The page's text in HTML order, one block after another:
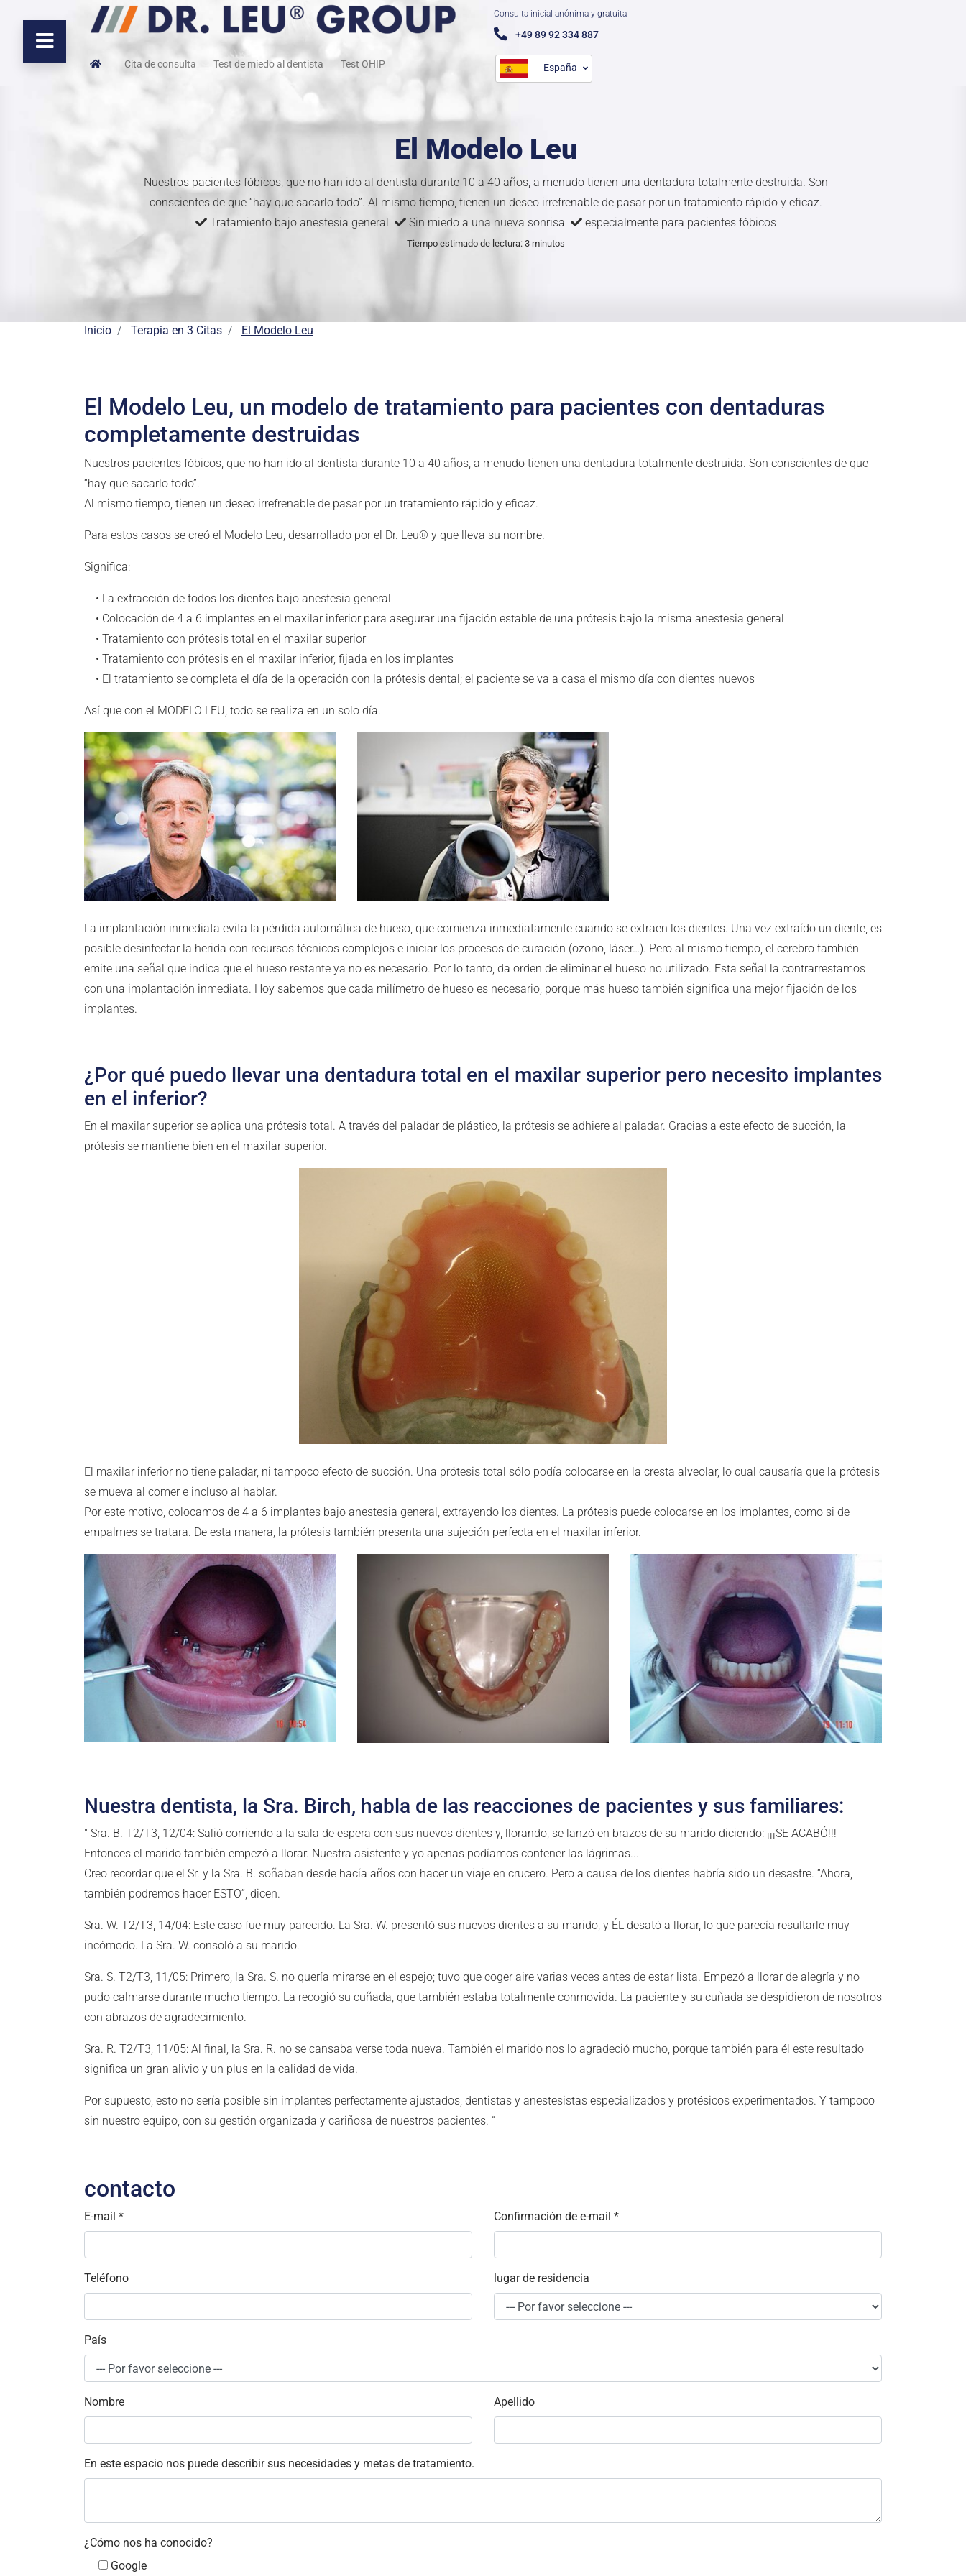
Consulta inicial anónima y gratuita
+49 89 92 334 887
Cita de consulta Test de miedo al dentista Test OHIP España
El Modelo Leu
Nuestros pacientes fóbicos, que no han ido al dentista durante 10 a 40 años, a menudo tienen una dentadura totalmente destruida. Son
conscientes de que “hay que sacarlo todo”. Al mismo tiempo, tienen un deseo irrefrenable de pasar por un tratamiento rápido y eficaz.
Tratamiento bajo anestesia general
Sin miedo a una nueva sonrisa especialmente para pacientes fóbicos
Tiempo estimado de lectura: 3 minutos
Inicio Terapia en 3 Citas El Modelo Leu
El Modelo Leu, un modelo de tratamiento para pacientes con dentaduras
completamente destruidas
Nuestros pacientes fóbicos, que no han ido al dentista durante 10 a 40 años, a menudo tienen una dentadura totalmente destruida. Son conscientes de que
“hay que sacarlo todo”.
Al mismo tiempo, tienen un deseo irrefrenable de pasar por un tratamiento rápido y eficaz.
Para estos casos se creó el Modelo Leu, desarrollado por el Dr. Leu® y que lleva su nombre.
Significa:
• La extracción de todos los dientes bajo anestesia general
• Colocación de 4 a 6 implantes en el maxilar inferior para asegurar una fijación estable de una prótesis bajo la misma anestesia general
• Tratamiento con prótesis total en el maxilar superior
• Tratamiento con prótesis en el maxilar inferior, fijada en los implantes
• El tratamiento se completa el día de la operación con la prótesis dental; el paciente se va a casa el mismo día con dientes nuevos
Así que con el MODELO LEU, todo se realiza en un solo día.
La implantación inmediata evita la pérdida automática de hueso, que comienza inmediatamente cuando se extraen los dientes. Una vez extraído un diente, es
posible desinfectar la herida con recursos técnicos complejos e iniciar los procesos de curación (ozono, láser…). Pero al mismo tiempo, el cerebro también
emite una señal que indica que el hueso restante ya no es necesario. Por lo tanto, da orden de eliminar el hueso no utilizado. Esta señal la contrarrestamos
con una implantación inmediata. Hoy sabemos que cada milímetro de hueso es necesario, porque más hueso también significa una mejor fijación de los
implantes.
¿Por qué puedo llevar una dentadura total en el maxilar superior pero necesito implantes
en el inferior?
En el maxilar superior se aplica una prótesis total. A través del paladar de plástico, la prótesis se adhiere al paladar. Gracias a este efecto de succión, la
prótesis se mantiene bien en el maxilar superior.
El maxilar inferior no tiene paladar, ni tampoco efecto de succión. Una prótesis total sólo podía colocarse en la cresta alveolar, lo cual causaría que la prótesis
se mueva al comer e incluso al hablar.
Por este motivo, colocamos de 4 a 6 implantes bajo anestesia general, extrayendo los dientes. La prótesis puede colocarse en los implantes, como si de
empalmes se tratara. De esta manera, la prótesis también presenta una sujeción perfecta en el maxilar inferior.
Nuestra dentista, la Sra. Birch, habla de las reacciones de pacientes y sus familiares:
" Sra. B. T2/T3, 12/04: Salió corriendo a la sala de espera con sus nuevos dientes y, llorando, se lanzó en brazos de su marido diciendo: ¡¡¡SE ACABÓ!!!
Entonces el marido también empezó a llorar. Nuestra asistente y yo apenas podíamos contener las lágrimas...
Creo recordar que el Sr. y la Sra. B. soñaban desde hacía años con hacer un viaje en crucero. Pero a causa de los dientes habría sido un desastre. “Ahora,
también podremos hacer ESTO”, dicen.
Sra. W. T2/T3, 14/04: Este caso fue muy parecido. La Sra. W. presentó sus nuevos dientes a su marido, y ÉL desató a llorar, lo que parecía resultarle muy
incómodo. La Sra. W. consoló a su marido.
Sra. S. T2/T3, 11/05: Primero, la Sra. S. no quería mirarse en el espejo; tuvo que coger aire varias veces antes de estar lista. Empezó a llorar de alegría y no
pudo calmarse durante mucho tiempo. La recogió su cuñada, que también estaba totalmente conmovida. La paciente y su cuñada se despidieron de nosotros
con abrazos de agradecimiento.
Sra. R. T2/T3, 11/05: Al final, la Sra. R. no se cansaba verse toda nueva. También el marido nos lo agradeció mucho, porque también para él este resultado
significa un gran alivio y un plus en la calidad de vida.
Por supuesto, esto no sería posible sin implantes perfectamente ajustados, dentistas y anestesistas especializados y protésicos experimentados. Y tampoco
sin nuestro equipo, con su gestión organizada y cariñosa de nuestros pacientes. “
contacto
E-mail * Confirmación de e-mail *
Teléfono lugar de residencia
País
Nombre Apellido
En este espacio nos puede describir sus necesidades y metas de tratamiento.
¿Cómo nos ha conocido?
Google